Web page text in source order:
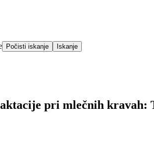
Počisti iskanje Iskanje
pri mlečnih kravah: